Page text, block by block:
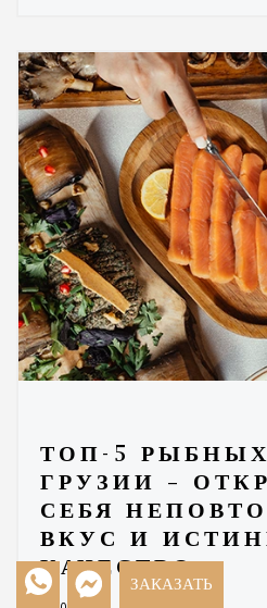
ТОП-5
ГРУЗИИ –
СЕБЯ
ВКУС И
КАЧЕСТВО.
ЗАКАЗАТЬ